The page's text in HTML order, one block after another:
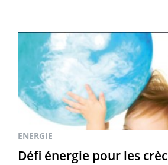
ENERGIE
Défi énergie pour les